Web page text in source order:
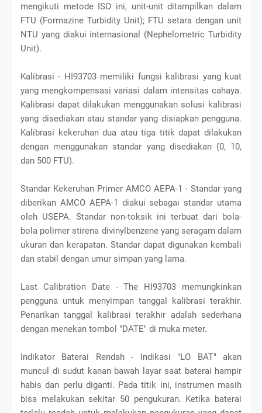
mengikuti metode ISO ini, unit-unit ditampilkan dalam
FTU (Formazine Turbidity Unit); FTU setara dengan unit
NTU yang diakui internasional (Nephelometric Turbidity
Unit).
Kalibrasi - HI93703 memiliki fungsi kalibrasi yang kuat
yang mengkompensasi variasi dalam intensitas cahaya.
Kalibrasi dapat dilakukan menggunakan solusi kalibrasi
yang disediakan atau standar yang disiapkan pengguna.
Kalibrasi kekeruhan dua atau tiga titik dapat dilakukan
dengan menggunakan standar yang disediakan (0, 10,
dan 500 FTU).
Standar Kekeruhan Primer AMCO AEPA-1 - Standar yang
diberikan AMCO AEPA-1 diakui sebagai standar utama
oleh USEPA. Standar non-toksik ini terbuat dari bola-
bola polimer stirena divinylbenzene yang seragam dalam
ukuran dan kerapatan. Standar dapat digunakan kembali
dan stabil dengan umur simpan yang lama.
Last Calibration Date - The HI93703 memungkinkan
pengguna untuk menyimpan tanggal kalibrasi terakhir.
Penarikan tanggal kalibrasi terakhir adalah sederhana
dengan menekan tombol "DATE" di muka meter.
Indikator Baterai Rendah - Indikasi "LO BAT" akan
muncul di sudut kanan bawah layar saat baterai hampir
habis dan perlu diganti. Pada titik ini, instrumen masih
bisa melakukan sekitar 50 pengukuran. Ketika baterai